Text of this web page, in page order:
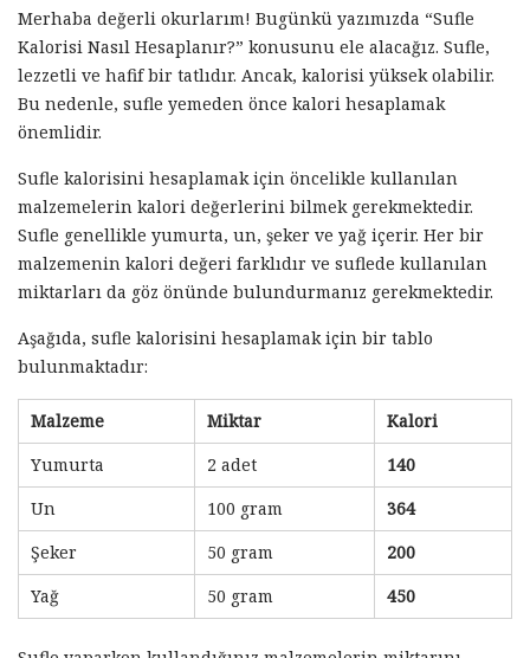
Merhaba değerli okurlarım! Bugünkü yazımızda “Sufle
Kalorisi Nasıl Hesaplanır?” konusunu ele alacağız. Sufle,
lezzetli ve hafif bir tatlıdır. Ancak, kalorisi yüksek olabilir.
Bu nedenle, sufle yemeden önce kalori hesaplamak
önemlidir.
Sufle kalorisini hesaplamak için öncelikle kullanılan
malzemelerin kalori değerlerini bilmek gerekmektedir.
Sufle genellikle yumurta, un, şeker ve yağ içerir. Her bir
malzemenin kalori değeri farklıdır ve suflede kullanılan
miktarları da göz önünde bulundurmanız gerekmektedir.
Aşağıda, sufle kalorisini hesaplamak için bir tablo
bulunmaktadır:
Malzeme Miktar
Kalori
Yumurta
2 adet
140
Un
100 gram
364
Şeker
50 gram
200
Yağ
50 gram 450